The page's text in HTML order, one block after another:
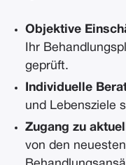
Objektive
Ihr
geprüft.
Individuelle
und Lebensziele
Zugang zu
von den